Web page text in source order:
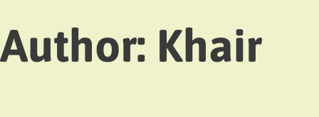
Author: Khair